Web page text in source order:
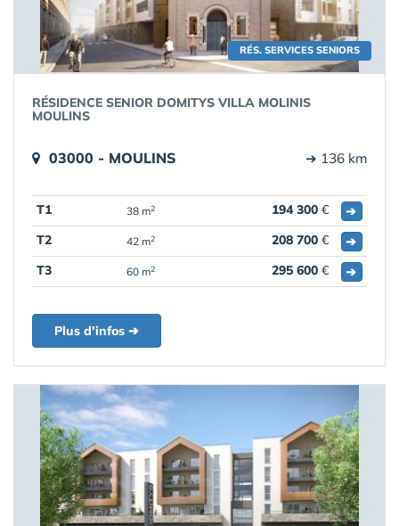
RÉS. SERVICES SENIORS
RÉSIDENCE SENIOR DOMITYS VILLA MOLINIS
MOULINS
03000 - MOULINS ➔ 136 km
T1 38 m2 194 300 €
➔
T2
42 m2 208 700 €
➔
T3
60 m2 295 600 € ➔
Plus d'infos ➔